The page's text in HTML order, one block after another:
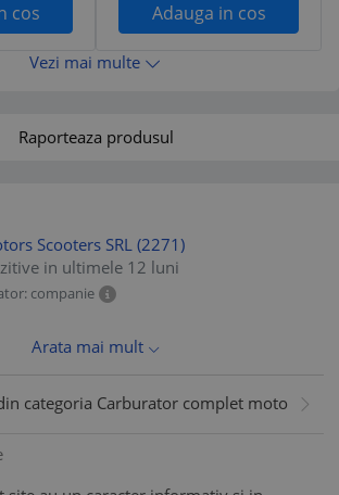
cos Adauga in cos
Vezi mai multe
Raporteaza produsul
Scooters SRL (2271)
in ultimele 12 luni
companie
Arata mai mult
categoria Carburator complet moto